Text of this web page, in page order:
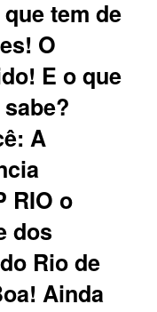
tem de
O
E o que
A
RIO o
dos
Rio de
Ainda